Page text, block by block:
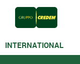
INTERNATIONAL